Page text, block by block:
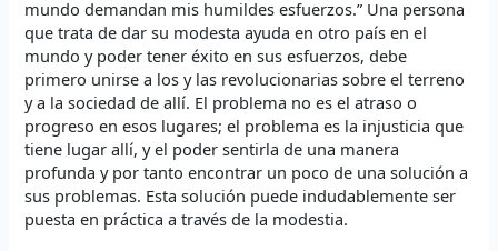
mundo demandan mis humildes esfuerzos.” Una persona
que trata de dar su modesta ayuda en otro país en el
mundo y poder tener éxito en sus esfuerzos, debe
primero unirse a los y las revolucionarias sobre el terreno
y a la sociedad de allí. El problema no es el atraso o
progreso en esos lugares; el problema es la injusticia que
tiene lugar allí, y el poder sentirla de una manera
profunda y por tanto encontrar un poco de una solución a
sus problemas. Esta solución puede indudablemente ser
puesta en práctica a través de la modestia.